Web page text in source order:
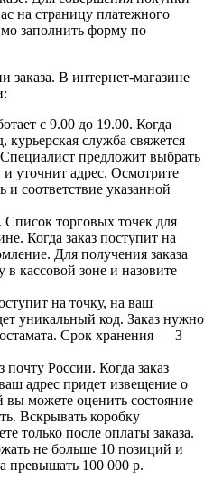
на страницу платежного
заполнить форму по
заказа. В интернет-магазине
с 9.00 до 19.00. Когда
курьерская служба свяжется
предложит выбрать
и уточнит адрес. Осмотрите
и соответствие указанной
торговых точек для
Когда заказ поступит на
Для получения заказа
в кассовой зоне и назовите
на точку, на ваш
уникальный код. Заказ нужно
Срок хранения — 3
почту России. Когда заказ
адрес придет извещение о
вы можете оценить состояние
Вскрывать коробку
только после оплаты заказа.
не больше 10 позиций и
превышать 100 000 р.